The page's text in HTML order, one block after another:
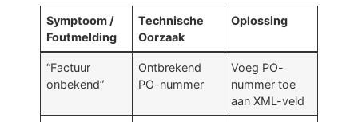
Symptoom /
Foutmelding
Technische
Oorzaak
Oplossing
“Factuur
onbekend”
Ontbrekend
PO-nummer
Voeg PO-
nummer toe
aan XML-veld